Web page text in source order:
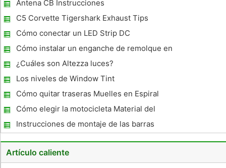
Antena CB Instrucciones
C5 Corvette Tigershark Exhaust Tips
Cómo conectar un LED Strip DC
Cómo instalar un enganche de remolque en
un Jeep Liberty
¿Cuáles son Altezza luces?
Los niveles de Window Tint
Cómo quitar traseras Muelles en Espiral
Cómo elegir la motocicleta Material del
asiento
Instrucciones de montaje de las barras
parachoques en un Jeep Grand Cherokee
Artículo caliente